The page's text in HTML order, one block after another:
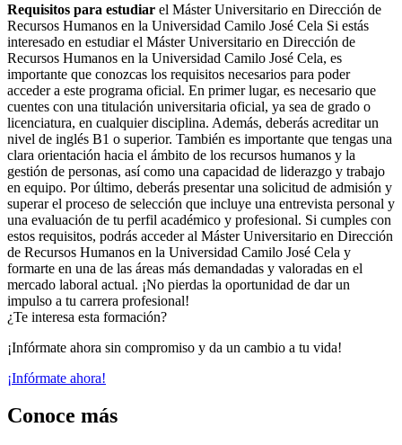
Requisitos para estudiar el Máster Universitario en Dirección de
Recursos Humanos en la Universidad Camilo José Cela Si estás
interesado en estudiar el Máster Universitario en Dirección de
Recursos Humanos en la Universidad Camilo José Cela, es
importante que conozcas los requisitos necesarios para poder
acceder a este programa oficial. En primer lugar, es necesario que
cuentes con una titulación universitaria oficial, ya sea de grado o
licenciatura, en cualquier disciplina. Además, deberás acreditar un
nivel de inglés B1 o superior. También es importante que tengas una
clara orientación hacia el ámbito de los recursos humanos y la
gestión de personas, así como una capacidad de liderazgo y trabajo
en equipo. Por último, deberás presentar una solicitud de admisión y
superar el proceso de selección que incluye una entrevista personal y
una evaluación de tu perfil académico y profesional. Si cumples con
estos requisitos, podrás acceder al Máster Universitario en Dirección
de Recursos Humanos en la Universidad Camilo José Cela y
formarte en una de las áreas más demandadas y valoradas en el
mercado laboral actual. ¡No pierdas la oportunidad de dar un
impulso a tu carrera profesional!
¿Te interesa esta formación?
¡Infórmate ahora sin compromiso y da un cambio a tu vida!
¡Infórmate ahora!
Conoce más